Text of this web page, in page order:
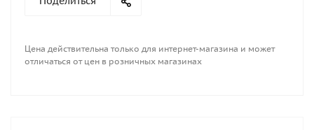
кили после изготовления проверяются на травление
давлением в 1 Атмосфера (1,01325 Бар) это в 3-4 раза
Цена действительна только для интернет-магазина и может
отличаться от цен в розничных магазинах